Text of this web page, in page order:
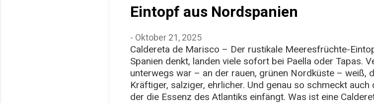
Eintopf aus Nordspanien
- Oktober 21, 2025
Caldereta de Marisco – Der rustikale Meeresfrüchte-
Spanien denkt, landen viele sofort bei Paella oder Tapas.
unterwegs war – an der rauen, grünen Nordküste – weiß,
Kräftiger, salziger, ehrlicher. Und genau so schmeckt
der die Essenz des Atlantiks einfängt. Was ist eine